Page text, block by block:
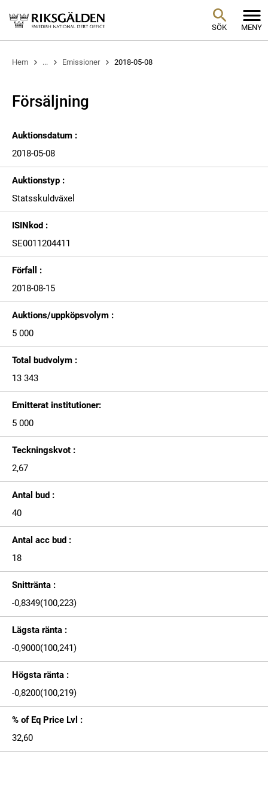
SÖK MENY
Hem ... Emissioner 2018-05-08
Försäljning
Auktionsdatum :
2018-05-08
Auktionstyp :
Statsskuldväxel
ISINkod :
SE0011204411
Förfall :
2018-08-15
Auktions/uppköpsvolym :
5 000
Total budvolym :
13 343
Emitterat institutioner:
5 000
Teckningskvot :
2,67
Antal bud :
40
Antal acc bud :
18
Snittränta :
-0,8349(100,223)
Lägsta ränta :
-0,9000(100,241)
Högsta ränta :
-0,8200(100,219)
% of Eq Price Lvl :
32,60